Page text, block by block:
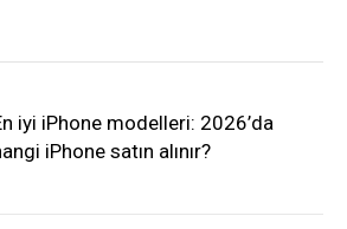
iyi iPhone modelleri: 2026’da
iPhone satın alınır?